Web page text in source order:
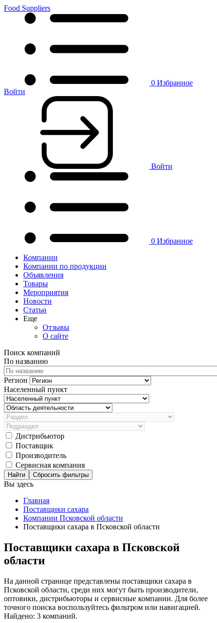
Food Suppliers
0 Избранное
Войти
Войти
0 Избранное
Компании
Компании по продукции
Объявления
Товары
Мероприятия
Новости
Статьи
Еще
Отзывы
О сайте
Поиск компаний
По названию
Регион
Населенный пункт
Дистрибьютор
Поставщик
Производитель
Сервисная компания
Сбросить фильтры
Вы здесь
Главная
Поставщики сахара
Компании Псковской области
Поставщики сахара в Псковской области
Поставщики сахара в Псковской
области
На данной странице представлены поставщики сахара в
Псковской области, среди них могут быть производители,
оптовики, дистрибьюторы и сервисные компании. Для более
точного поиска воспользуйтесь фильтром или навигацией.
Найдено: 3 компаний.